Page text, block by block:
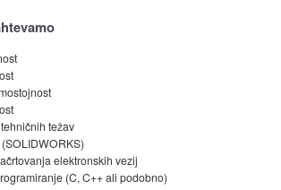
težav
elektronskih vezij
(C, C++ ali podobno)